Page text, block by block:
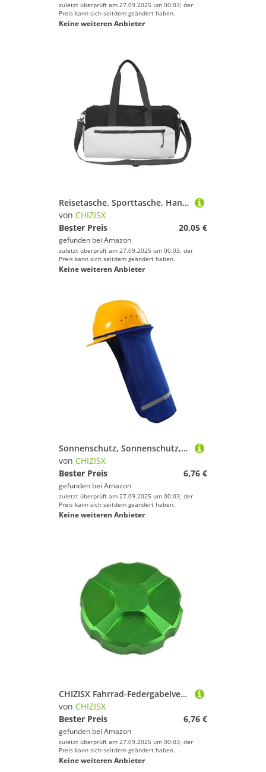
zuletzt überprüft am 27.09.2025 um 00:03; der
Preis kann sich seitdem geändert haben.
Keine weiteren Anbieter
Reisetasche, Sporttasche, Handtasche, Wochenendtasche, Übernachtung, wasserdicht, Gepäcktaschen für Damen, Sport, Fitnessstudio, grau, Mass Beauty
von CHIZISX
Bester Preis
20,05 €
gefunden bei Amazon
zuletzt überprüft am 27.09.2025 um 00:03; der
Preis kann sich seitdem geändert haben.
Keine weiteren Anbieter
Sonnenschutz, Sonnenschutz, reflektierende Streifen, Nackenschutz für Erwachsene, Outdoor-Sport, Arbeitsplätze, Helm-Halsabdeckung für harte Mützen
von CHIZISX
Bester Preis
6,76 €
gefunden bei Amazon
zuletzt überprüft am 27.09.2025 um 00:03; der
Preis kann sich seitdem geändert haben.
Keine weiteren Anbieter
CHIZISX Fahrrad-Federgabelventile, Schutzkappen, Vorderradgabel-Schutzkappen, Mountainbike-Frontabdeckungen, dauerhafter Luftschutz, Aluminiumlegierung, vorne
von CHIZISX
Bester Preis
6,76 €
gefunden bei Amazon
zuletzt überprüft am 27.09.2025 um 00:03; der
Preis kann sich seitdem geändert haben.
Keine weiteren Anbieter